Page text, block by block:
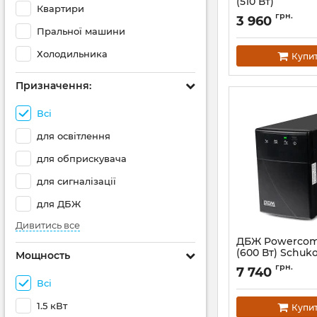
Квартири
Пральної машини
Холодильника
Призначення:
Всі
для освітлення
для обприскувача
для сигналізації
для ДБЖ
Дивитись все
Мощность
Всі
1.5 кВт
Артикул: 10070137
3 960 грн.
ДБЖ Powercom
(600 Вт)
Артикул: 00210153
7 740 грн.